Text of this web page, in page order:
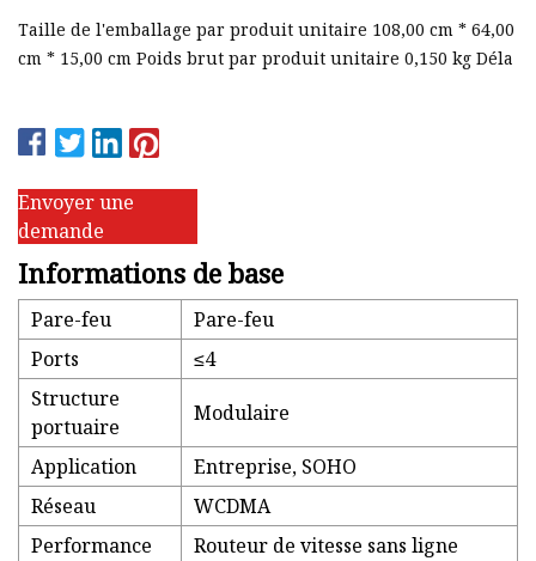
Taille de l'emballage par produit unitaire 108,00 cm * 64,00
cm * 15,00 cm Poids brut par produit unitaire 0,150 kg Déla
Envoyer une
demande
Informations de base
Pare-feu
Pare-feu
Ports
≤4
Structure
portuaire
Modulaire
Application
Entreprise, SOHO
Réseau
WCDMA
Performance
Routeur de vitesse sans ligne